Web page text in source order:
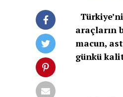
araçların
macun,
günkü